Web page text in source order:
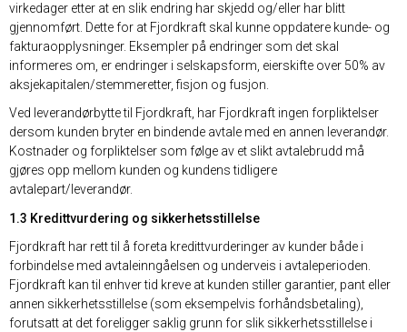
virkedager etter at en slik endring har skjedd og/eller har blitt
gjennomført. Dette for at Fjordkraft skal kunne oppdatere kunde- og
fakturaopplysninger. Eksempler på endringer som det skal
informeres om, er endringer i selskapsform, eierskifte over 50% av
aksjekapitalen/stemmeretter, fisjon og fusjon.
Ved leverandørbytte til Fjordkraft, har Fjordkraft ingen forpliktelser
dersom kunden bryter en bindende avtale med en annen leverandør.
Kostnader og forpliktelser som følge av et slikt avtalebrudd må
gjøres opp mellom kunden og kundens tidligere
avtalepart/leverandør.
1.3 Kredittvurdering og sikkerhetsstillelse
Fjordkraft har rett til å foreta kredittvurderinger av kunder både i
forbindelse med avtaleinngåelsen og underveis i avtaleperioden.
Fjordkraft kan til enhver tid kreve at kunden stiller garantier, pant eller
annen sikkerhetsstillelse (som eksempelvis forhåndsbetaling),
forutsatt at det foreligger saklig grunn for slik sikkerhetsstillelse i